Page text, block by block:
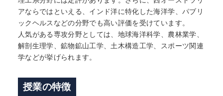
アならではといえる、インド洋に特化した海洋学、パブリ
ックヘルスなどの分野でも高い評価を受けています。
人気がある専攻分野としては、地球海洋科学、農林業学、
解剖生理学、鉱物鉱山工学、土木構造工学、スポーツ関連
学などが挙げられます。
授業の特徴